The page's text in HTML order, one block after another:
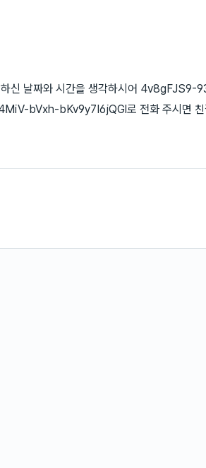
신 날짜와 시간을 생각하시어
bVxh-bKv9y7I6jQGl로 전화 주시면 친